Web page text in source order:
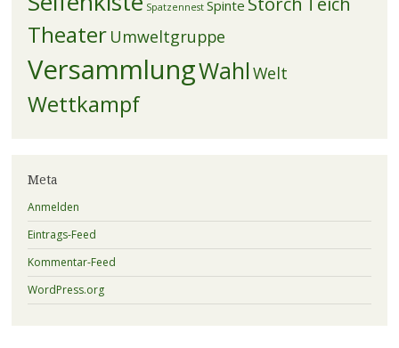
Spatzennest Spinte
Theater Umweltgruppe
VersammlungWahl Welt
Wettkampf
Meta
Anmelden
Eintrags-Feed
Kommentar-Feed
WordPress.org